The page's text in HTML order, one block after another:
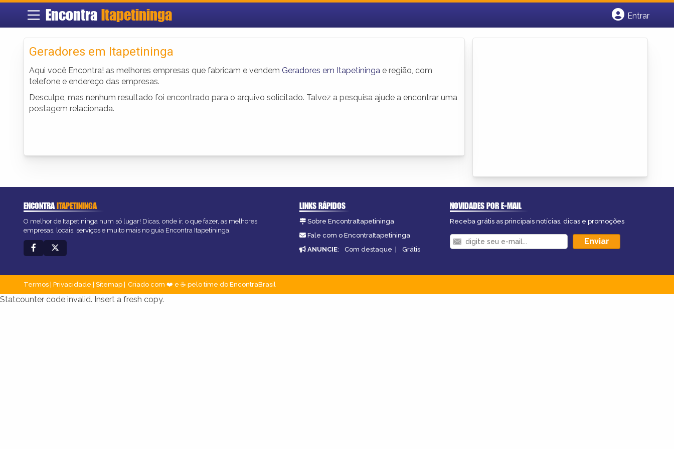
Encontra Itapetininga
Entrar
Geradores em Itapetininga
Aqui você Encontra! as melhores empresas que fabricam e vendem Geradores em Itapetininga e região, com
telefone e endereço das empresas.
Desculpe, mas nenhum resultado foi encontrado para o arquivo solicitado. Talvez a pesquisa ajude a encontrar uma
postagem relacionada.
ENCONTRAITAPETININGA
O melhor de Itapetininga num só lugar! Dicas, onde ir, o que fazer, as melhores
empresas, locais, serviços e muito mais no guia Encontra Itapetininga.
LINKS RÁPIDOS
Sobre EncontraItapetininga
Fale com o EncontraItapetininga
ANUNCIE: Com destaque | Grátis
NOVIDADES POR E-MAIL
Receba grátis as principais notícias, dicas e promoções
Termos Privacidade Sitemap Criado com ❤️ e ☕ pelo time do EncontraBrasil
Statcounter code invalid. Insert a fresh copy.